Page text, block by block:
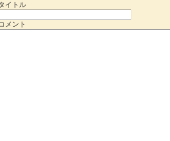
イトル
メント